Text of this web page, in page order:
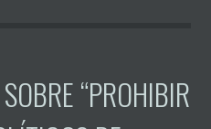
“PROHIBIR